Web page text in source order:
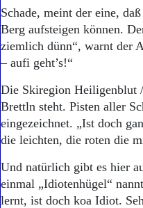
Schade, meint der eine,
Berg aufsteigen können.
ziemlich dünn“, warnt der
– aufi geht’s!“
Die Skiregion Heiligenblut
Brettln steht. Pisten aller
eingezeichnet. „Ist doch
die leichten, die roten die
Und natürlich gibt es hier
einmal „Idiotenhügel“
lernt, ist doch koa Idiot.